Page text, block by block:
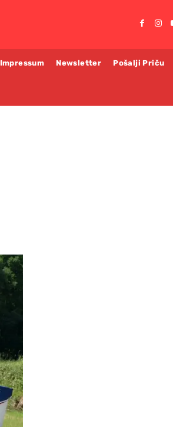
Impressum Newsletter Pošalji Priču